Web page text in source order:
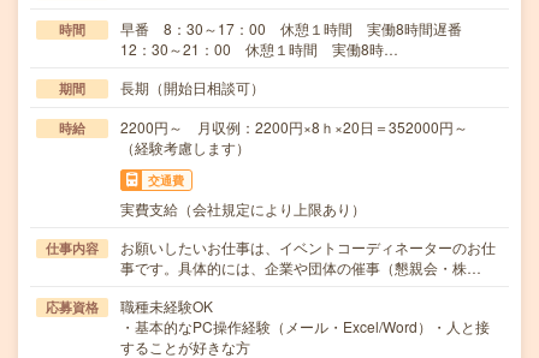
時間
早番 8：30～17：00 休憩１時間 実働8時間遅番
12：30～21：00 休憩１時間 実働8時…
期間 長期（開始日相談可）
時給
2200円～ 月収例：2200円×8ｈ×20日＝352000円～
（経験考慮します）
交通費
実費支給（会社規定により上限あり）
仕事内容
お願いしたいお仕事は、イベントコーディネーターのお仕
事です。具体的には、企業や団体の催事（懇親会・株…
応募資格
職種未経験OK
・基本的なPC操作経験（メール・Excel/Word）・人と接
することが好きな方